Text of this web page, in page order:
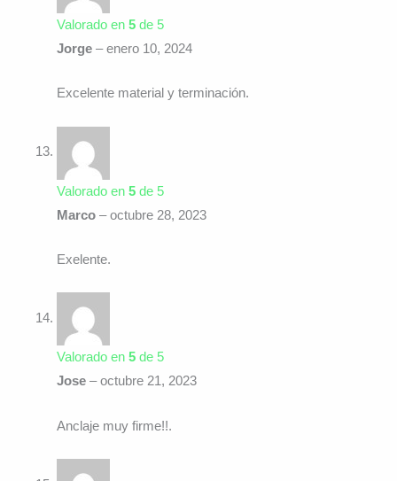
Valorado en 5de 5
Jorge – enero 10, 2024
Excelente material y terminación.
Valorado en 5de 5
Marco – octubre 28, 2023
Exelente.
Valorado en 5de 5
Jose – octubre 21, 2023
Anclaje muy firme!!.